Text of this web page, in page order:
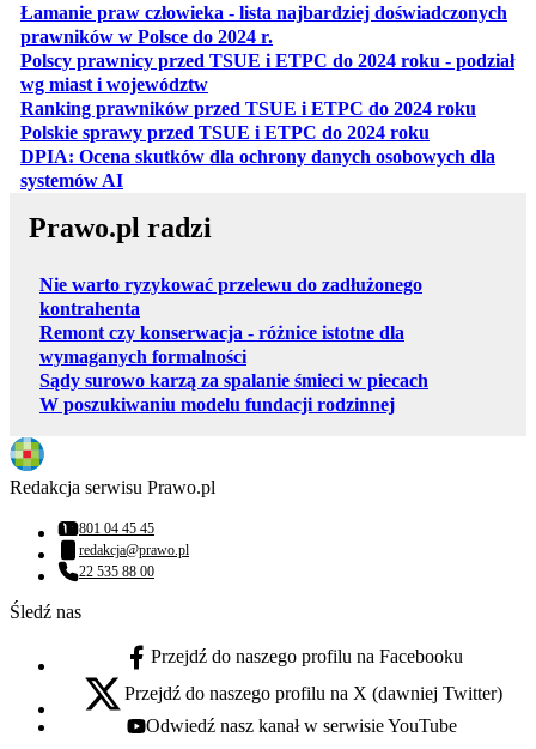
Łamanie praw człowieka - lista najbardziej doświadczonych
prawników w Polsce do 2024 r.
Polscy prawnicy przed TSUE i ETPC do 2024 roku - podział
wg miast i województwotwiera się w nowej karcie
Ranking prawników przed TSUE i ETPC do 2024 roku
Polskie sprawy przed TSUE i ETPC do 2024 roku
DPIA: Ocena skutków dla ochrony danych osobowych dla
systemów AIotwiera się w nowej karcie
Prawo.pl radzi
Nie warto ryzykować przelewu do zadłużonego
kontrahenta
Remont czy konserwacja - różnice istotne dla
wymaganych formalności
Sądy surowo karzą za spalanie śmieci w piecach
W poszukiwaniu modelu fundacji rodzinnej
Redakcja serwisu Prawo.pl
Numer telefonu:
801 04 45 45
Adres email:
redakcja@prawo.pl
Numer telefonu:
22 535 88 00
Śledź nas
facebook - otwiera się w nowej karcie
Przejdź do naszego profilu na Facebooku
x - otwiera się w nowej karcie
Przejdź do naszego profilu na X (dawniej Twitter)
youtube - otwiera się w nowej karcie
Odwiedź nasz kanał w serwisie YouTube